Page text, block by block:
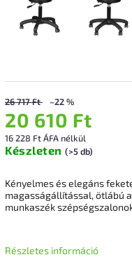
26 717 Ft –22 %
20 610 Ft
16 228 Ft ÁFA nélkül
Készleten (>5 db)
Kényelmes és elegáns
magasságállítással, ötlábú
munkaszék
Részletes információ